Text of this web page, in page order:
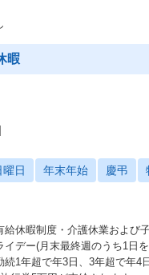
暇
曜日 年末年始 慶弔
給休暇制度・介護休業および
イデー(月末最終週のうち1日
続1年超で年3日、3年超で年4